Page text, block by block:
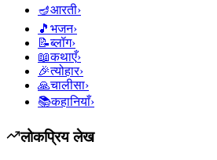
🪔आरती›
🎵 भजन›
📝ब्लॉग›
📖कथाएँ›
🎉त्योहार›
🙏चालीसा›
📚कहानियाँ›
लोकप्रिय लेख